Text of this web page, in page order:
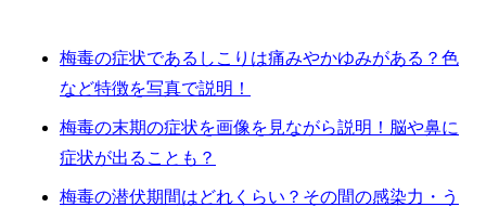
梅毒の症状であるしこりは痛みやかゆみがある？色
など特徴を写真で説明！
梅毒の末期の症状を画像を見ながら説明！脳や鼻に
症状が出ることも？
梅毒の潜伏期間はどれくらい？その間の感染力・う